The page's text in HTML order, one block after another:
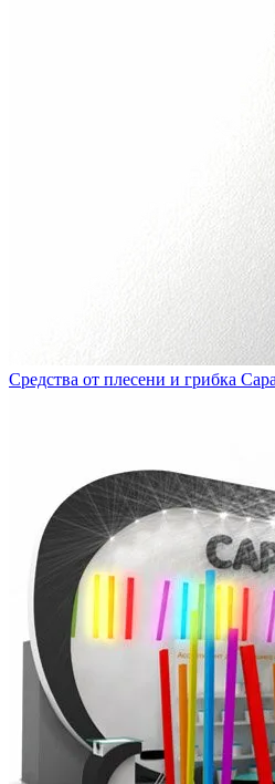
Средства от плесени и грибка